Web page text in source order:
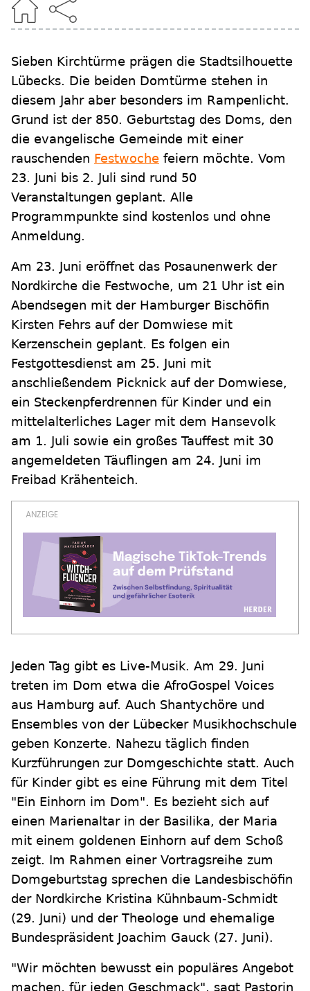
Sieben Kirchtürme prägen die Stadtsilhouette
Lübecks. Die beiden Domtürme stehen in
diesem Jahr aber besonders im Rampenlicht.
Grund ist der 850. Geburtstag des Doms, den
die evangelische Gemeinde mit einer
rauschenden Festwoche feiern möchte. Vom
23. Juni bis 2. Juli sind rund 50
Veranstaltungen geplant. Alle
Programmpunkte sind kostenlos und ohne
Anmeldung.
Am 23. Juni eröffnet das Posaunenwerk der
Nordkirche die Festwoche, um 21 Uhr ist ein
Abendsegen mit der Hamburger Bischöfin
Kirsten Fehrs auf der Domwiese mit
Kerzenschein geplant. Es folgen ein
Festgottesdienst am 25. Juni mit
anschließendem Picknick auf der Domwiese,
ein Steckenpferdrennen für Kinder und ein
mittelalterliches Lager mit dem Hansevolk
am 1. Juli sowie ein großes Tauffest mit 30
angemeldeten Täuflingen am 24. Juni im
Freibad Krähenteich.
Jeden Tag gibt es Live-Musik. Am 29. Juni
treten im Dom etwa die AfroGospel Voices
aus Hamburg auf. Auch Shantychöre und
Ensembles von der Lübecker Musikhochschule
geben Konzerte. Nahezu täglich finden
Kurzführungen zur Domgeschichte statt. Auch
für Kinder gibt es eine Führung mit dem Titel
"Ein Einhorn im Dom". Es bezieht sich auf
einen Marienaltar in der Basilika, der Maria
mit einem goldenen Einhorn auf dem Schoß
zeigt. Im Rahmen einer Vortragsreihe zum
Domgeburtstag sprechen die Landesbischöfin
der Nordkirche Kristina Kühnbaum-Schmidt
(29. Juni) und der Theologe und ehemalige
Bundespräsident Joachim Gauck (27. Juni).
"Wir möchten bewusst ein populäres Angebot
machen, für jeden Geschmack", sagt Pastorin